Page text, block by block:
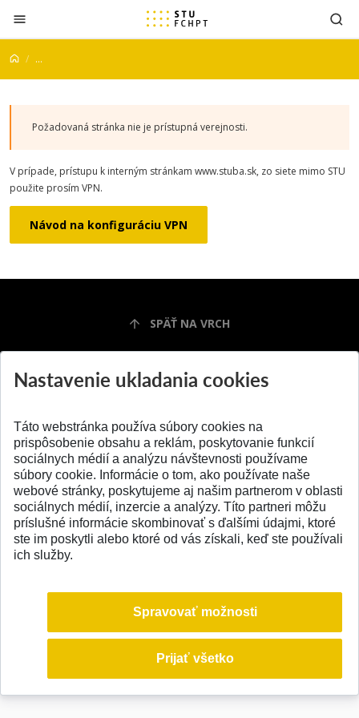
Prejsť na obsah
...
Požadovaná stránka nie je prístupná verejnosti.
V prípade, prístupu k interným stránkam www.stuba.sk, zo siete mimo STU
použite prosím VPN.
Návod na konfiguráciu VPN
SPÄŤ NA VRCH
© 2026 Slovenská technická univerzita
Nastavenie ukladania cookies
Táto webstránka používa súbory cookies na
prispôsobenie obsahu a reklám, poskytovanie funkcií
sociálnych médií a analýzu návštevnosti používame
súbory cookie. Informácie o tom, ako používate naše
webové stránky, poskytujeme aj našim partnerom v oblasti
sociálnych médií, inzercie a analýzy. Títo partneri môžu
príslušné informácie skombinovať s ďalšími údajmi, ktoré
ste im poskytli alebo ktoré od vás získali, keď ste používali
ich služby.
Spravovať možnosti
Prijať všetko